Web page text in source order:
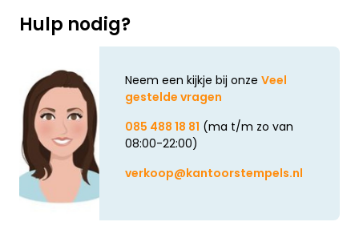
Hulp nodig?
Neem een kijkje bij onze Veel
gestelde vragen
085 488 18 81 (ma t/m zo van
08:00-22:00)
verkoop@kantoorstempels.nl